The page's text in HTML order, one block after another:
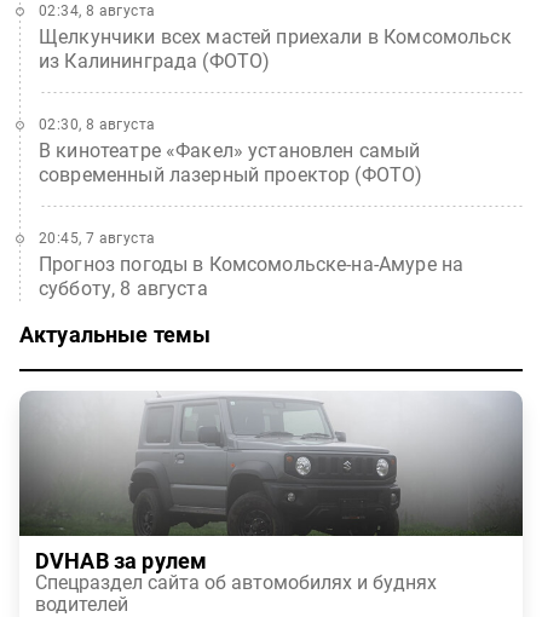
Щелкунчики всех мастей приехали в Комсомольск
из Калининграда (ФОТО)
02:34, 8 августа
В кинотеатре «Факел» установлен самый
современный лазерный проектор (ФОТО)
02:30, 8 августа
Прогноз погоды в Комсомольске-на-Амуре на
субботу, 8 августа
20:45, 7 августа
Актуальные темы
DVHAB за рулем
Спецраздел сайта об автомобилях и буднях
водителей